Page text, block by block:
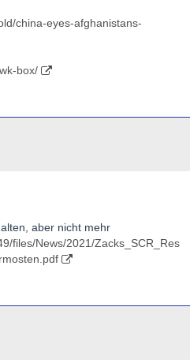
china-eyes-afghanistans-
box/
aber nicht mehr
files/News/2021/Zacks_SCR_Res